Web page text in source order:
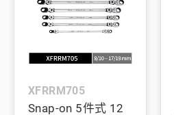
XFRRM705
Snap-on 5件式 12